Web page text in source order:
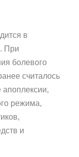
в
При
болевого
считалось
режима,
и